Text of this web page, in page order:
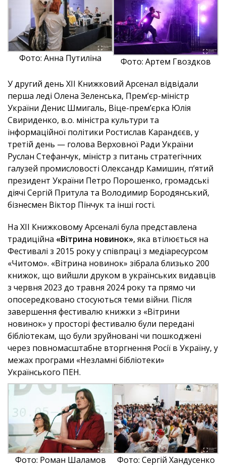
Фото: Анна Путиліна
Фото: Артем Гвоздков
У другий день ХІІ Книжковий Арсенал відвідали
перша леді Олена Зеленська, Прем’єр-міністр
України Денис Шмигаль, Віце-прем’єрка Юлія
Свириденко, в.о. міністра культури та
інформаційної політики Ростислав Карандєєв, у
третій день — голова Верховної Ради України
Руслан Стефанчук, міністр з питань стратегічних
галузей промисловості Олександр Камишин, п’ятий
президент України Петро Порошенко, громадські
діячі Сергій Притула та Володимир Бородянський,
бізнесмен Віктор Пінчук та інші гості.
На ХІІ Книжковому Арсеналі була представлена
традиційна «Вітрина новинок», яка втілюється на
Фестивалі з 2015 року у співпраці з медіаресурсом
«Читомо». «Вітрина новинок» зібрала близько 200
книжок, що вийшли друком в українських видавців
з червня 2023 до травня 2024 року та прямо чи
опосередковано стосуються теми війни. Після
завершення фестивалю книжки з «Вітрини
новинок» у просторі фестивалю були передані
бібліотекам, що були зруйновані чи пошкоджені
через повномасштабне вторгнення Росії в Україну, у
межах програми «Незламні бібліотеки»
Українського ПЕН.
Фото: Роман Шаламов
Фото: Сергій Хандусенко